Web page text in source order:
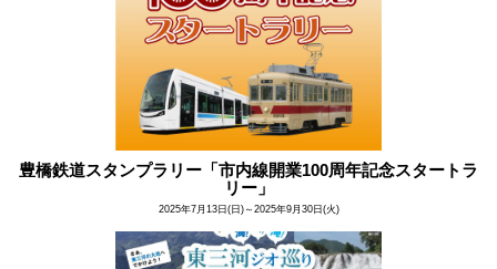
豊橋鉄道スタンプラリー「市内線開業100周年記念スタートラ
リー」
2025年7月13日(日)～2025年9月30日(火)